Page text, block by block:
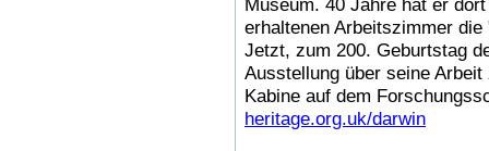
erhaltenen Arbeitszimmer
Jetzt, zum 200. Geburtstag
Ausstellung über seine
Kabine auf dem
heritage.org.uk/darwin